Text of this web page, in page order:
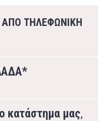
ΤΗΛΕΦΩΝΙΚΗ
κατάστημα μας,